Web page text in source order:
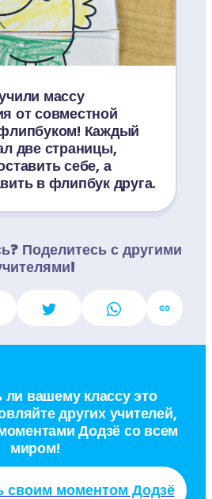
массу
от совместной
Каждый
две страницы,
себе, а
в флипбук друга.
Поделитесь с другими
вашему классу это
других учителей,
Додзё со всем
миром!
своим моментом Додзё